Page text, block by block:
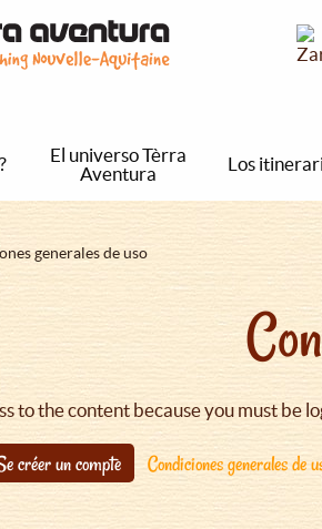
El universo Tèrra
Aventura
Los
generales de uso
to the content because you must be
créer un compte Condiciones generales de